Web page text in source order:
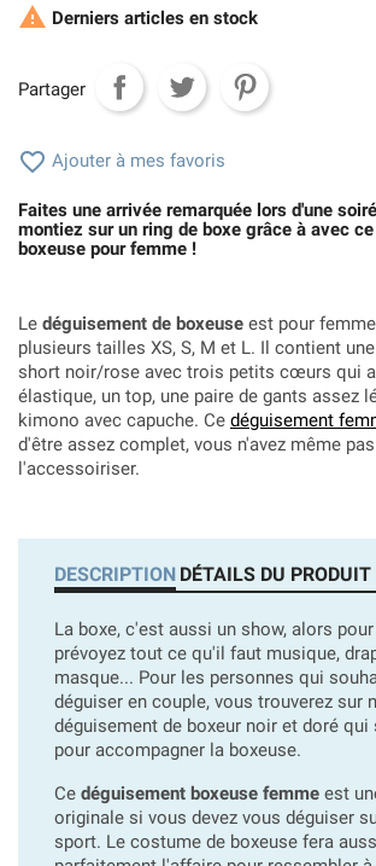
 Derniers articles en stock
Partager
 Ajouter à mes favoris
Faites une arrivée remarquée lors d'une
montiez sur un ring de boxe grâce à avec
boxeuse pour femme !
Le déguisement de boxeuse est pour
plusieurs tailles XS, S, M et L. Il contient
short noir/rose avec trois petits cœurs qui
élastique, un top, une paire de gants assez
kimono avec capuche. Ce déguisement
d'être assez complet, vous n'avez même
l'accessoiriser.
DESCRIPTION DÉTAILS DU PRODUIT
La boxe, c'est aussi un show, alors
prévoyez tout ce qu'il faut musique,
masque... Pour les personnes qui
déguiser en couple, vous trouverez sur
déguisement de boxeur noir et doré qui
pour accompagner la boxeuse.
Ce déguisement boxeuse femme est
originale si vous devez vous déguiser
sport. Le costume de boxeuse fera